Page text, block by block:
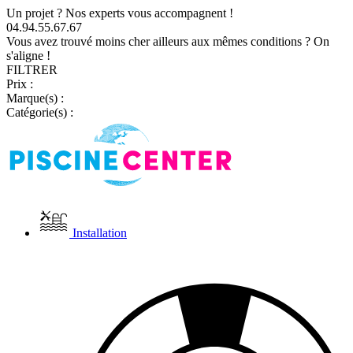
Un projet ? Nos experts vous accompagnent !
04.94.55.67.67
Vous avez trouvé moins cher ailleurs aux mêmes conditions ? On
s'aligne !
FILTRER
Prix :
Marque(s) :
Catégorie(s) :
Installation